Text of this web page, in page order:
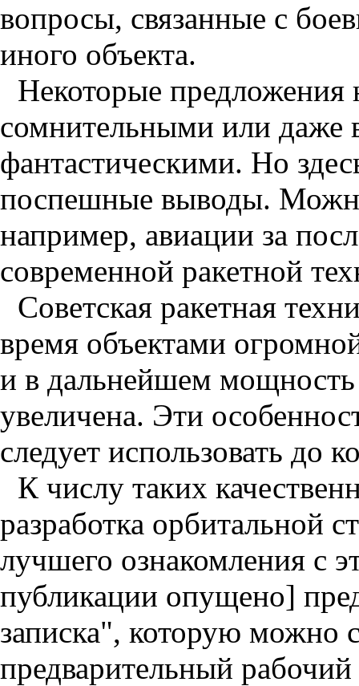
вопросы, связанные с
иного объекта.
Некоторые предложения
сомнительными или даже
фантастическими. Но
поспешные выводы.
например, авиации за
современной ракетной
Советская ракетная
время объектами
и в дальнейшем мощность
увеличена. Эти
следует использовать до
К числу таких
разработка орбитальной
лучшего ознакомления с
публикации опущено]
записка", которую можно
предварительный